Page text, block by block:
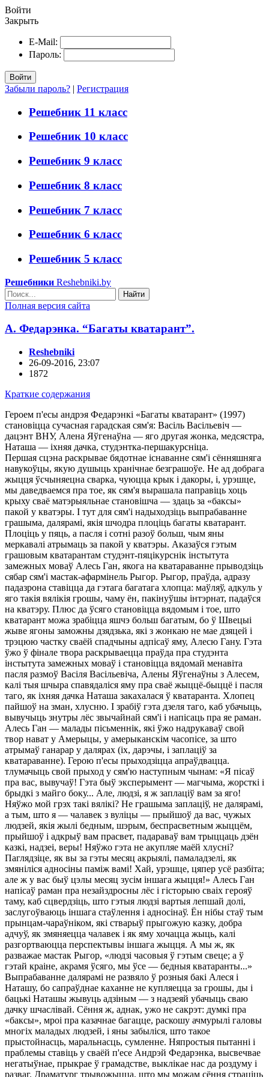
Войти
Закрыть
E-Mail:
Пароль:
Войти
Забыли пароль? | Регистрация
Решебник 11 класс
Решебник 10 класс
Решебник 9 класс
Решебник 8 класс
Решебник 7 класс
Решебник 6 класс
Решебник 5 класс
Решебники Reshebniki.by
Найти
Полная версия сайта
А. Федарэнка. “Багаты кватарант”.
Reshebniki
26-09-2016, 23:07
1872
Краткие содержания
Героем п'есы андрэя Федарэнкі «Багаты кватарант» (1997)
становіцца сучасная гарадская сям'я: Васіль Васільевіч —
дацэнт ВНУ, Алена Яўгенаўна — яго другая жонка, медсястра,
Наташа — іхняя дачка, студэнтка-першакурсніца.
Першая сцэна раскрывае бядотнае існаванне сям'і сённяшняга
навукоўцы, якую душыць хранічнае безграшоўе. Не ад добрага
жыцця ўсчыняецна сварка, чуюцца крык і дакоры, і, урэшце,
мы даведваемся пра тое, як сям'я вырашала паправіць хоць
крыху сваё матэрыяльнае становішча — здаць за «баксы»
пакой у кватэры. I тут для сям'і надыходзіць выпрабаванне
грашыма, далярамі, якія шчодра плоціць багаты кватарант.
Плоціць у пяць, а пасля і сотні разоў больш, чым яны
меркавалі атрымаць за пакой у кватэры. Аказаўся гэтым
грашовым кватарантам студэнт-пяцікурснік інстытута
замежных моваў Алесь Ган, якога на кватараванне прыводзіць
сябар сям'і мастак-афармінель Рыгор. Рыгор, праўда, адразу
падазрона ставіцца да гэтага багатага хлопца: маўляў, адкуль у
яго такія вялікія грошы, чаму ён, пакінуўшы інтэрнат, падаўся
на кватэру. Плюс да ўсяго становіцца вядомым і тое, што
кватарант можа зрабіцца яшчэ больш багатым, бо ў Швецыі
жыве ягоны заможны дзядзька, які з жонкаю не мае дзяцей і
трэцюю частку сваёй спадчыны адпісаў яму, Алесю Гану. Гэта
ўжо ў фінале твора раскрываецца праўда пра студэнта
інстытута замежных моваў і становіцца вядомай менавіта
пасля размоў Васіля Васільевіча, Алены Яўгенаўны з Алесем,
калі тыя шчыра спавядаліся яму пра сваё жыццё-быццё і пасля
таго, як іхняя дачка Наташа закахалася ў кватаранта. Хлопец
пайшоў на зман, хлусню. I зрабіў гэта дзеля таго, каб убачыць,
вывучыць знутры лёс звычайнай сям'і і напісаць пра яе раман.
Алесь Ган — малады пісьменнік, які ўжо надрукаваў свой
твор нават у Амерыцы, у амерыканскім часопісе, за што
атрымаў ганарар у далярах (іх, дарэчы, і заплаціў за
кватараванне). Герою п'есы прыходзіцца апраўдвацца.
тлумачыць свой прыход у сям'ю наступным чынам: «Я пісаў
пра вас, вывучаў! Гэта быў эксперымент — магчыма, жорсткі і
брыдкі з майго боку... Але, людзі, я ж заплаціў вам за яго!
Няўжо мой грэх такі вялікі? Не грашыма заплаціў, не далярамі,
а тым, што я — чалавек з вуліцы — прыйшоў да вас, чужых
людзей, якія жылі бедным, шэрым, беспрасветным жыццём,
прыйшоў і адкрыў вам прасвет, падараваў вам трыццаць дзён
казкі, надзеі, веры! Няўжо гэта не акупляе маёй хлусні?
Паглядзіце, як вы за гэты месяц акрыялі, памаладзелі, як
змяніліся адносіны паміж вамі! Хай, урэшце, цяпер усё разбіта;
але ж у вас быў цэлы месяц зусім іншага жыцця!» Алесь Ган
напісаў раман пра незайздросны лёс і гісторыю сваіх герояў
таму, каб сцвердзіць, што гэтыя людзі вартыя лепшай долі,
заслугоўваюць іншага стаўлення і адносінаў. Ён нібы стаў тым
прынцам-чараўніком, які стварыў прыгожую казку, добра
адчуў, як змяняецца чалавек і як яму хочацца жыць, калі
разгортваюцца перспектывы іншага жыцця. А мы ж, як
разважае мастак Рыгор, «людзі часовыя ў гэтым свеце; а ў
гэтай краіне, акрамя ўсяго, мы ўсе — бедныя кватаранты...»
Выпрабаванне далярамі не развяло ў розныя бакі Алеся і
Наташу, бо сапраўднае каханне не купляецца за грошы, ды і
бацькі Наташы жывуць адзіным — з надзеяй убачыць сваю
дачку шчаслівай. Сёння ж, аднак, ужо не сакрэт: думкі пра
«баксы», мроі пра казачнае багацце, раскошу ачмурылі галовы
многіх маладых людзей, і яны забыліся, што такое
прыстойнасць, маральнасць, сумленне. Няпростыя пытанні і
праблемы ставіць у сваёй п'есе Андрэй Федарэнка, высвечвае
негатыўнае, прыкрае ў грамадстве, выклікае нас да роздуму і
разваг. Драматург трывожыцца, што мы можам сёння страціць